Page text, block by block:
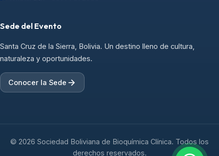
Sede del Evento
Santa Cruz de la Sierra, Bolivia. Un destino lleno de cultura,
naturaleza y oportunidades.
Conocer la Sede
© 2026 Sociedad Boliviana de Bioquímica Clínica. Todos los
derechos reservados.